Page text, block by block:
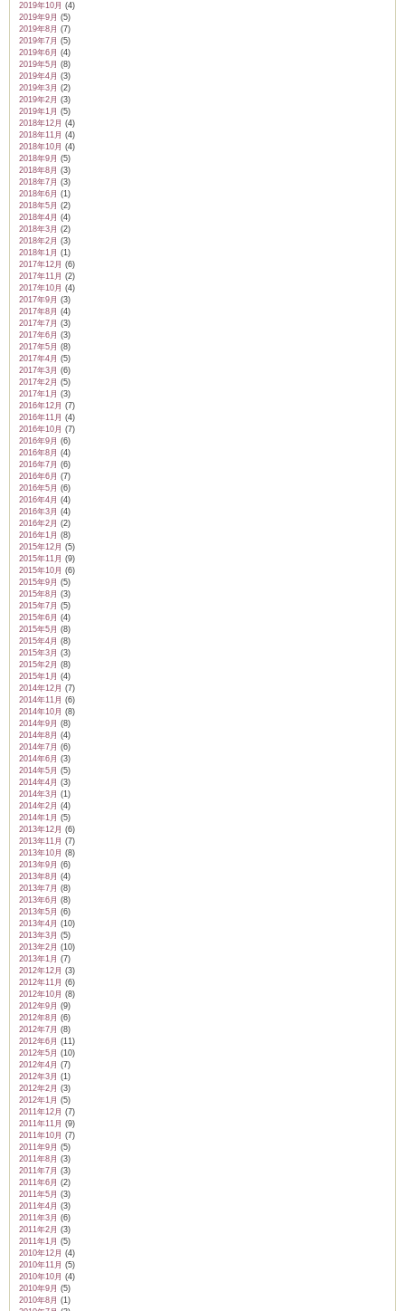
2019年10月 (4)
2019年9月 (5)
2019年8月 (7)
2019年7月 (5)
2019年6月 (4)
2019年5月 (8)
2019年4月 (3)
2019年3月 (2)
2019年2月 (3)
2019年1月 (5)
2018年12月 (4)
2018年11月 (4)
2018年10月 (4)
2018年9月 (5)
2018年8月 (3)
2018年7月 (3)
2018年6月 (1)
2018年5月 (2)
2018年4月 (4)
2018年3月 (2)
2018年2月 (3)
2018年1月 (1)
2017年12月 (6)
2017年11月 (2)
2017年10月 (4)
2017年9月 (3)
2017年8月 (4)
2017年7月 (3)
2017年6月 (3)
2017年5月 (8)
2017年4月 (5)
2017年3月 (6)
2017年2月 (5)
2017年1月 (3)
2016年12月 (7)
2016年11月 (4)
2016年10月 (7)
2016年9月 (6)
2016年8月 (4)
2016年7月 (6)
2016年6月 (7)
2016年5月 (6)
2016年4月 (4)
2016年3月 (4)
2016年2月 (2)
2016年1月 (8)
2015年12月 (5)
2015年11月 (9)
2015年10月 (6)
2015年9月 (5)
2015年8月 (3)
2015年7月 (5)
2015年6月 (4)
2015年5月 (8)
2015年4月 (8)
2015年3月 (3)
2015年2月 (8)
2015年1月 (4)
2014年12月 (7)
2014年11月 (6)
2014年10月 (8)
2014年9月 (8)
2014年8月 (4)
2014年7月 (6)
2014年6月 (3)
2014年5月 (5)
2014年4月 (3)
2014年3月 (1)
2014年2月 (4)
2014年1月 (5)
2013年12月 (6)
2013年11月 (7)
2013年10月 (8)
2013年9月 (6)
2013年8月 (4)
2013年7月 (8)
2013年6月 (8)
2013年5月 (6)
2013年4月 (10)
2013年3月 (5)
2013年2月 (10)
2013年1月 (7)
2012年12月 (3)
2012年11月 (6)
2012年10月 (8)
2012年9月 (9)
2012年8月 (6)
2012年7月 (8)
2012年6月 (11)
2012年5月 (10)
2012年4月 (7)
2012年3月 (1)
2012年2月 (3)
2012年1月 (5)
2011年12月 (7)
2011年11月 (9)
2011年10月 (7)
2011年9月 (5)
2011年8月 (3)
2011年7月 (3)
2011年6月 (2)
2011年5月 (3)
2011年4月 (3)
2011年3月 (6)
2011年2月 (3)
2011年1月 (5)
2010年12月 (4)
2010年11月 (5)
2010年10月 (4)
2010年9月 (5)
2010年8月 (1)